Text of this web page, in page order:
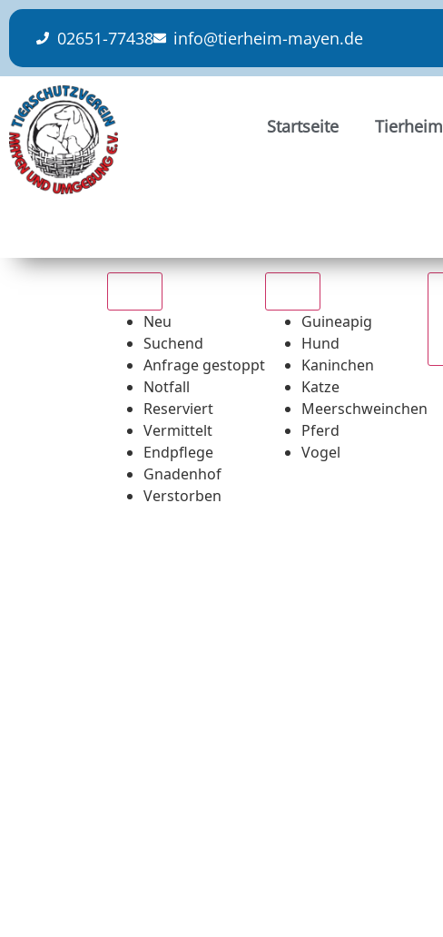
content
02651-77438 info@tierheim-mayen.de
Startseite Tierheim
Neu
Suchend
Anfrage gestoppt
Notfall
Reserviert
Vermittelt
Endpflege
Gnadenhof
Verstorben
Guineapig
Hund
Kaninchen
Katze
Meerschweinchen
Pferd
Vogel